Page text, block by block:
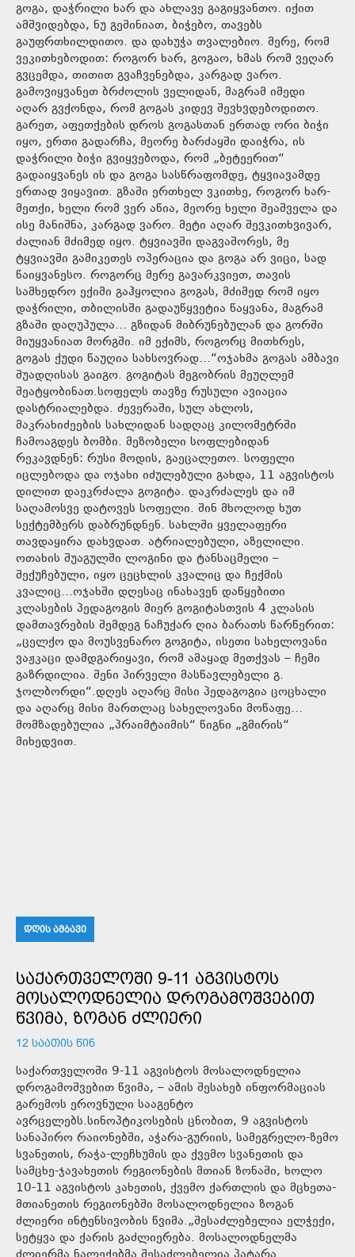
გოგა, დაჭრილი ხარ და ახლავე გაგიყვანთო. იქით
ამშვიდებდა, ნუ გეშინიათ, ბიჭებო, თავებს
გაუფრთხილდითო. და დახუჭა თვალებიო. მერე, რომ
ვეკითხებოდით: როგორ ხარ, გოგაო, ხმას რომ ვეღარ
გვცემდა, თითით გვაჩვენებდა, კარგად ვარო.
გამოვიყვანეთ ბრძოლის ველიდან, მაგრამ იმედი
აღარ გვქონდა, რომ გოგას კიდევ შევხვდებოდითო.
გარეთ, აფეთქების დროს გოგასთან ერთად ორი ბიჭი
იყო, ერთი გადარჩა, მეორე ბარძაყში დაიჭრა, ის
დაჭრილი ბიჭი გვიყვებოდა, რომ „ბეტეერით“
გადაიყვანეს ის და გოგა სასწრაფომდე, ტყვიავამდე
ერთად ვიყავით. გზაში ერთხელ ვკითხე, როგორ ხარ-
მეთქი, ხელი რომ ვერ აწია, მეორე ხელი შეაშველა და
ისე მანიშნა, კარგად ვარო. მეტი აღარ შევკითხვივარ,
ძალიან მძიმედ იყო. ტყვიავში დაგვაშორეს, მე
ტყვიავში გამიკეთეს ოპერაცია და გოგა არ ვიცი, სად
წაიყვანესო. როგორც მერე გავარკვიეთ, თავის
სამხედრო ექიმი გაჰყოლია გოგას, მძიმედ რომ იყო
დაჭრილი, თბილისში გადაუწყვეტია წაყვანა, მაგრამ
გზაში დაღუპულა… გზიდან მიბრუნებულან და გორში
მიუყვანიათ მორგში. იმ ექიმს, როგორც მითხრეს,
გოგას ქუდი წაუღია სახსოვრად…“ოჯახმა გოგას ამბავი
შუადღისას გაიგო. გოგიტას მეგობრის მეუღლემ
შეატყობინათ.სოფელს თავზე რუსული ავიაცია
დასტრიალებდა. ძევერაში, სულ ახლოს,
მაკრახიძეების სახლიდან სადღაც კილომეტრში
ჩამოაგდეს ბომბი. მეზობელი სოფლებიდან
რეკავდნენ: რუსი მოდის, გაეცალეთო. სოფელი
იცლებოდა და ოჯახი იძულებული გახდა, 11 აგვისტოს
დილით დაეკრძალა გოგიტა. დაკრძალეს და იმ
საღამოსვე დატოვეს სოფელი. შინ მხოლოდ ხუთ
სექტემბერს დაბრუნდნენ. სახლში ყველაფერი
თავდაყირა დახვდათ. ატრიალებული, აზელილი.
ოთახის შუაგულში ლოგინი და ტანსაცმელი –
შექუჩებული, იყო ცეცხლის კვალიც და ჩექმის
კვალიც…ოჯახში დღესაც ინახავენ დაწყებითი
კლასების პედაგოგის მიერ გოგიტასთვის 4 კლასის
დამთავრების შემდეგ ნაჩუქარ ღია ბარათს წარწერით:
„ცელქო და მოუსვენარო გოგიტა, ისეთი სახელოვანი
ვაჟკაცი დამდგარიყავი, რომ ამაყად მეთქვას – ჩემი
გაზრდილია. შენი პირველი მასწავლებელი გ.
ჯოლბორდი“.დღეს აღარც მისი პედაგოგია ცოცხალი
და აღარც მისი მართლაც სახელოვანი მოწაფე…
მომზადებულია „პრაიმტაიმის“ წიგნი „გმირის“
მიხედვით.
ᲓᲦᲘᲡ ᲐᲛᲑᲐᲕᲘ
ᲡᲐᲥᲐᲠᲗᲕᲔᲚᲝᲨᲘ 9-11 ᲐᲒᲕᲘᲡᲢᲝᲡ
ᲛᲝᲡᲐᲚᲝᲓᲜᲔᲚᲘᲐ ᲓᲠᲝᲒᲐᲛᲝᲨᲕᲔᲑᲘᲗ
ᲬᲕᲘᲛᲐ, ᲖᲝᲒᲐᲜ ᲫᲚᲘᲔᲠᲘ
12 ᲡᲐᲐᲗᲘᲡ ᲬᲘᲜ
საქართველოში 9-11 აგვისტოს მოსალოდნელია
დროგამოშვებით წვიმა, – ამის შესახებ ინფორმაციას
გარემოს ეროვნული სააგენტო
ავრცელებს.სინოპტიკოსების ცნობით, 9 აგვისტოს
სანაპირო რაიონებში, აჭარა-გურიის, სამეგრელო-ზემო
სვანეთის, რაჭა-ლეჩხუმის და ქვემო სვანეთის და
სამცხე-ჯავახეთის რეგიონების მთიან ზონაში, ხოლო
10-11 აგვისტოს კახეთის, ქვემო ქართლის და მცხეთა-
მთიანეთის რეგიონებში მოსალოდნელია ზოგან
ძლიერი ინტენსივობის წვიმა.„შესაძლებელია ელჭექი,
სეტყვა და ქარის გაძლიერება. მოსალოდნელმა